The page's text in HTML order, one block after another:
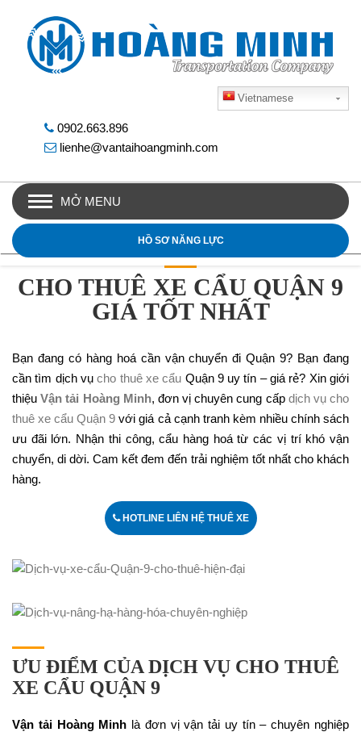
Vietnamese
0902.663.896
lienhe@vantaihoangminh.com
MỞ MENU
HỒ SƠ NĂNG LỰC
CHO THUÊ XE CẨU QUẬN 9
GIÁ TỐT NHẤT
Bạn đang có hàng hoá cần vận chuyển đi Quận 9? Bạn đang
cần tìm dịch vụcho thuê xe cẩu Quận 9 uy tín – giá rẻ? Xin giới
thiệuVận tải Hoàng Minh, đơn vị chuyên cung cấp dịch vụ cho
thuê xe cẩu Quận 9 với giá cả cạnh tranh kèm nhiều chính sách
ưu đãi lớn. Nhận thi công, cẩu hàng hoá từ các vị trí khó vận
chuyển, di dời. Cam kết đem đến trải nghiệm tốt nhất cho khách
hàng.
HOTLINE LIÊN HỆ THUÊ XE
ƯU ĐIỂM CỦA DỊCH VỤ CHO THUÊ
XE CẨU QUẬN 9
Vận tải Hoàng Minh là đơn vị vận tải uy tín – chuyên nghiệp